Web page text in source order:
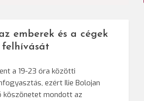
emberek és a cégek
a 19-23 óra közötti
ezért Ilie Bolojan
köszönetet mondott az